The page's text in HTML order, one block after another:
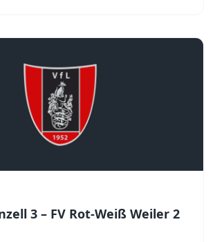
3 – FV Rot-Weiß Weiler 2